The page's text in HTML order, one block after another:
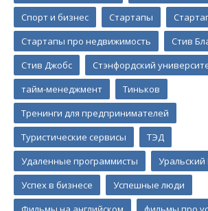
Спорт и бизнес
Стартапы
Стартапы про недвижимость
Стив
Стив Джобс
Стэнфордский
тайм-менеджмент
Тиньков
Тренинги для предпринимателей
Туристические сервисы
ТЭД
Удаленные программисты
Уральский
Успех в бизнесе
Успешные люди